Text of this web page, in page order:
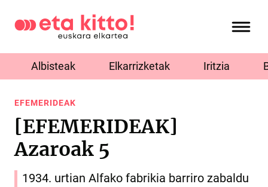
Albisteak Elkarrizketak Iritzia
EFEMERIDEAK
[EFEMERIDEAK]
Azaroak 5
1934. urtian Alfako fabrikia barriro zabaldu